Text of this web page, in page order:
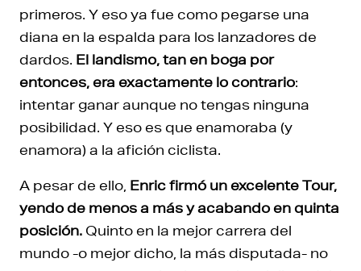
primeros. Y eso ya fue como pegarse una
diana en la espalda para los lanzadores de
dardos. El landismo, tan en boga por
entonces, era exactamente lo contrario:
intentar ganar aunque no tengas ninguna
posibilidad. Y eso es que enamoraba (y
enamora) a la afición ciclista.
A pesar de ello, Enric firmó un excelente Tour,
yendo de menos a más y acabando en quinta
posición. Quinto en la mejor carrera del
mundo -o mejor dicho, la más disputada- no